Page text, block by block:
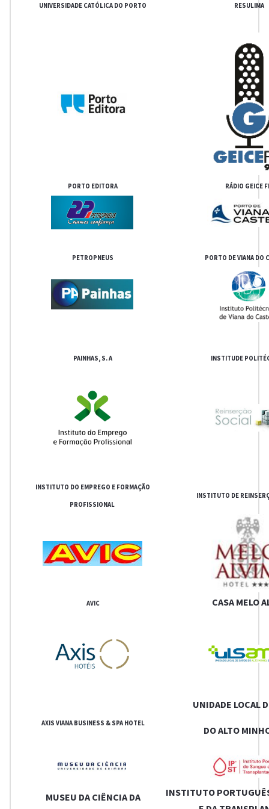
UNIVERSIDADE CATÓLICA DO PORTO RESULIMA
PORTO EDITORA RÁDIO GEICE
PETROPNEUS PORTO DE VIANA DO
PAINHAS, S. A INSTITUDE
INSTITUTO DO EMPREGO E FORMAÇÃO
PROFISSIONAL
INSTITUTO DE
AVIC CASA MELO
AXIS VIANA BUSINESS & SPA HOTEL
UNIDADE LOCAL
DO ALTO
MUSEU DA CIÊNCIA DA
INSTITUTO